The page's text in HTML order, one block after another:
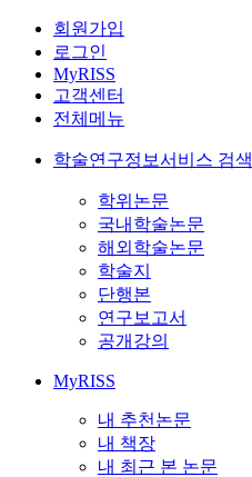
회원가입
로그인
MyRISS
고객센터
전체메뉴
학술연구정보서비스 검색
학위논문
국내학술논문
해외학술논문
학술지
단행본
연구보고서
공개강의
MyRISS
내 추천논문
내 책장
내 최근 본 논문